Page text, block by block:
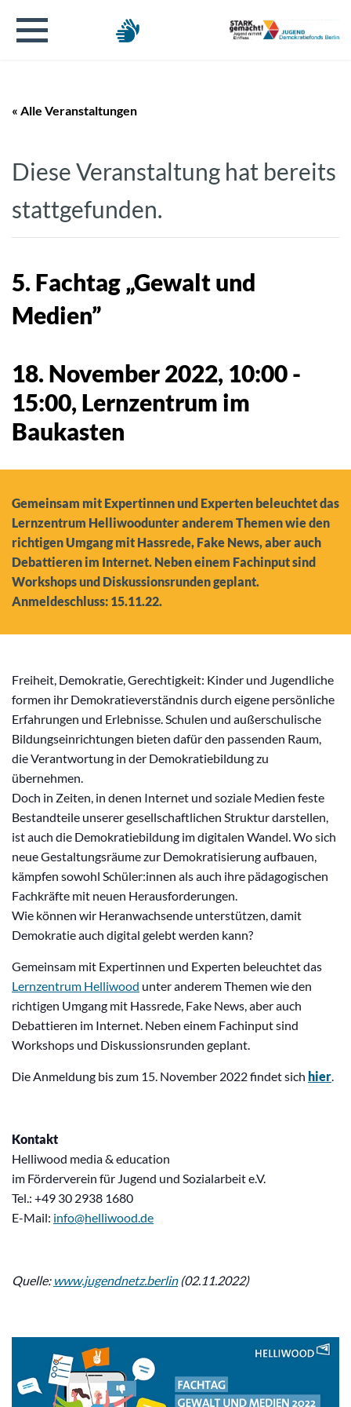
« Alle Veranstaltungen
Diese Veranstaltung hat bereits
stattgefunden.
5. Fachtag „Gewalt und
Medien”
18. November 2022, 10:00-
15:00, Lernzentrum im
Baukasten
Gemeinsam mit Expertinnen und Experten beleuchtet das
Lernzentrum Helliwoodunter anderem Themen wie den
richtigen Umgang mit Hassrede, Fake News, aber auch
Debattieren im Internet. Neben einem Fachinput sind
Workshops und Diskussionsrunden geplant.
Anmeldeschluss: 15.11.22.
Freiheit, Demokratie, Gerechtigkeit: Kinder und Jugendliche
formen ihr Demokratieverständnis durch eigene persönliche
Erfahrungen und Erlebnisse. Schulen und außerschulische
Bildungseinrichtungen bieten dafür den passenden Raum,
die Verantwortung in der Demokratiebildung zu
übernehmen.
Doch in Zeiten, in denen Internet und soziale Medien feste
Bestandteile unserer gesellschaftlichen Struktur darstellen,
ist auch die Demokratiebildung im digitalen Wandel. Wo sich
neue Gestaltungsräume zur Demokratisierung aufbauen,
kämpfen sowohl Schüler:innen als auch ihre pädagogischen
Fachkräfte mit neuen Herausforderungen.
Wie können wir Heranwachsende unterstützen, damit
Demokratie auch digital gelebt werden kann?
Gemeinsam mit Expertinnen und Experten beleuchtet das
Lernzentrum Helliwood unter anderem Themen wie den
richtigen Umgang mit Hassrede, Fake News, aber auch
Debattieren im Internet. Neben einem Fachinput sind
Workshops und Diskussionsrunden geplant.
Die Anmeldung bis zum 15. November 2022 findet sich hier.
Kontakt
Helliwood media & education
im Förderverein für Jugend und Sozialarbeit e.V.
Tel.: +49 30 2938 1680
E-Mail: info@helliwood.de
Quelle: www.jugendnetz.berlin(02.11.2022)